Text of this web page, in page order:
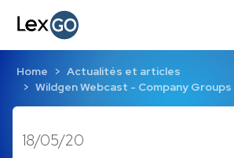
Home
Actualités et articles
Wildgen Webcast - Company
18/05/20